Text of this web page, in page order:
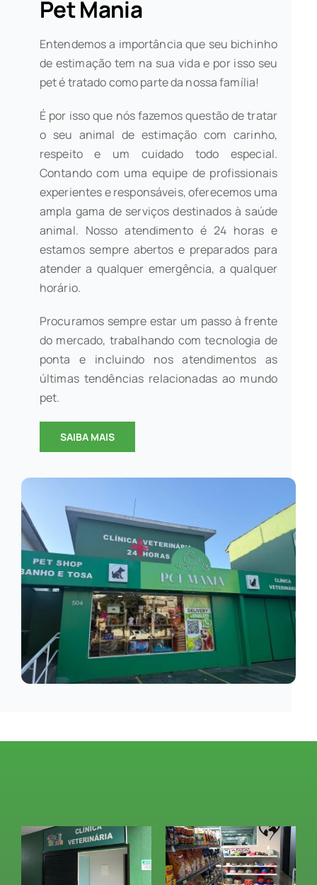
Pet Mania
Entendemos a importância que seu bichinho
de estimação tem na sua vida e por isso seu
pet é tratado como parte da nossa família!
É por isso que nós fazemos questão de tratar
o seu animal de estimação com carinho,
respeito e um cuidado todo especial.
Contando com uma equipe de profissionais
experientes e responsáveis, oferecemos uma
ampla gama de serviços destinados à saúde
animal. Nosso atendimento é 24 horas e
estamos sempre abertos e preparados para
atender a qualquer emergência, a qualquer
horário.
Procuramos sempre estar um passo à frente
do mercado, trabalhando com tecnologia de
ponta e incluindo nos atendimentos as
últimas tendências relacionadas ao mundo
pet.
SAIBA MAIS